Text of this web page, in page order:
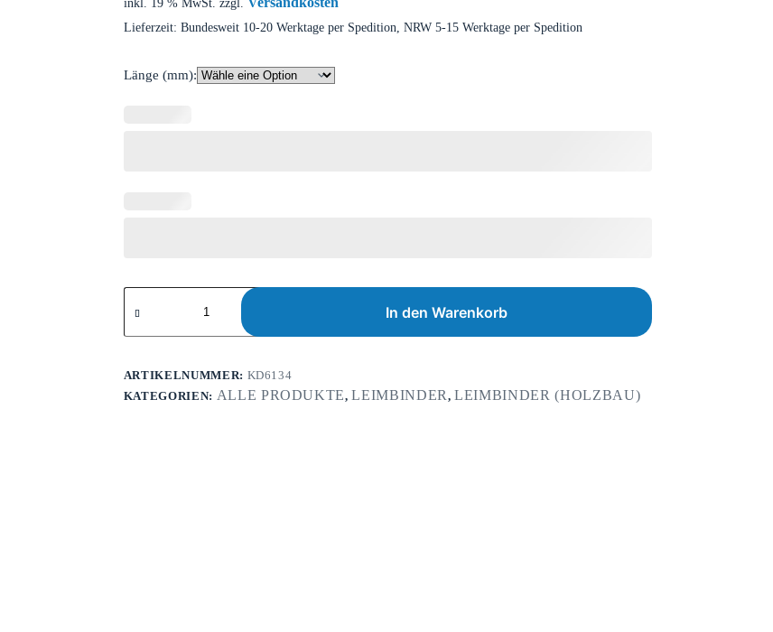
inkl. 19 % MwSt. zzgl.
Lieferzeit: Bundesweit 10-20 Werktage per Spedition, NRW 5-15 Werktage per Spedition
Länge (mm):
In den Warenkorb
ARTIKELNUMMER: KD6134
KATEGORIEN: ALLE PRODUKTE,LEIMBINDER ,LEIMBINDER (HOLZBAU)